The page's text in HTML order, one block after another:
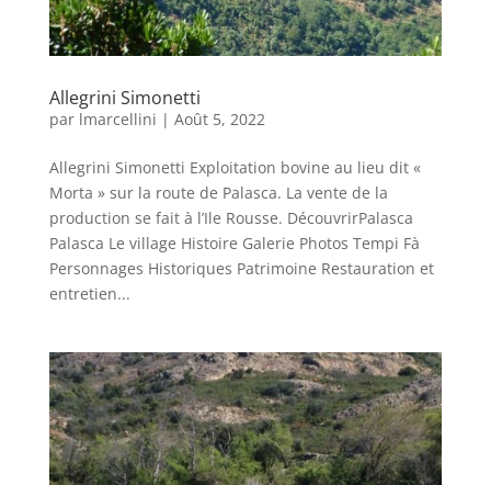
Allegrini Simonetti
par lmarcellini | Août 5, 2022
Allegrini Simonetti Exploitation bovine au lieu dit «
Morta » sur la route de Palasca. La vente de la
production se fait à l’Ile Rousse. DécouvrirPalasca
Palasca Le village Histoire Galerie Photos Tempi Fà
Personnages Historiques Patrimoine Restauration et
entretien...